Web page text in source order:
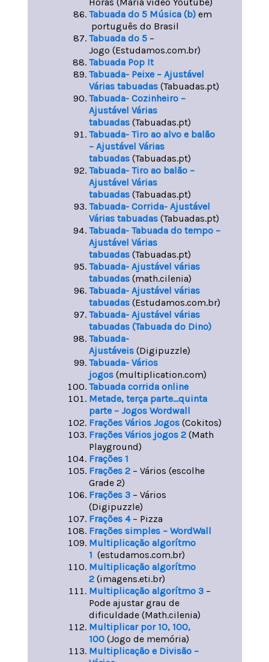
Horas (Maria vídeo Youtube)
Tabuada do 5 Música (b)em
português do Brasil
Tabuada do 5 –
Jogo (Estudamos.com.br)
Tabuada Pop It
Tabuada- Peixe – Ajustável
Várias tabuadas (Tabuadas.pt)
Tabuada- Cozinheiro –
Ajustável Várias
tabuadas(Tabuadas.pt)
Tabuada- Tiro ao alvo e balão
– Ajustável Várias
tabuadas(Tabuadas.pt)
Tabuada- Tiro ao balão –
Ajustável Várias
tabuadas (Tabuadas.pt)
Tabuada- Corrida- Ajustável
Várias tabuadas (Tabuadas.pt)
Tabuada- Tabuada do tempo –
Ajustável Várias
tabuadas (Tabuadas.pt)
Tabuada- Ajustável várias
tabuadas(math.cilenia)
Tabuada- Ajustável várias
tabuadas(Estudamos.com.br)
Tabuada- Ajustável várias
tabuadas (Tabuada do Dino)
Tabuada-
Ajustáveis(Digipuzzle)
Tabuada- Vários
jogos(multiplication.com)
Tabuada corrida online
Metade, terça parte…quinta
parte – Jogos Wordwall
Frações Vários Jogos (Cokitos)
Frações Vários jogos 2 (Math
Playground)
Frações 1
Frações 2 – Vários (escolhe
Grade 2)
Frações 3 – Vários
(Digipuzzle)
Frações 4– Pizza
Frações simples – WordWall
Multiplicação algorítmo
1 (estudamos.com.br)
Multiplicação algorítmo
2 (imagens.eti.br)
Multiplicação algorítmo 3–
Pode ajustar grau de
dificuldade (Math.cilenia)
Multiplicar por 10, 100,
100(Jogo de memória)
Multiplicação e Divisão –